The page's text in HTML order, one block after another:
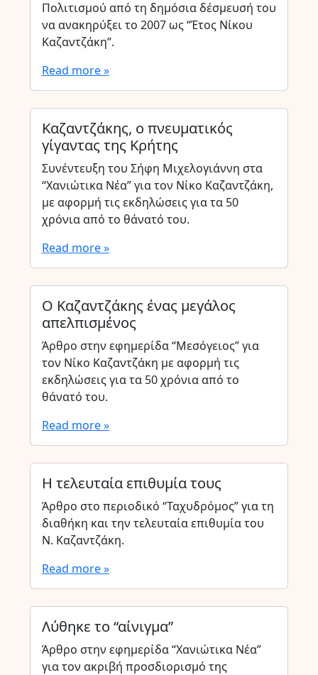
Πολιτισμού από τη δημόσια δέσμευσή του
να ανακηρύξει το 2007 ως “Έτος Νίκου
Καζαντζάκη”.
Read more »
Καζαντζάκης, ο πνευματικός
γίγαντας της Κρήτης
Συνέντευξη του Σήφη Μιχελογιάννη στα
“Χανιώτικα Νέα” για τον Νίκο Καζαντζάκη,
με αφορμή τις εκδηλώσεις για τα 50
χρόνια από το θάνατό του.
Read more »
Ο Καζαντζάκης ένας μεγάλος
απελπισμένος
Άρθρο στην εφημερίδα “Μεσόγειος” για
τον Νίκο Καζαντζάκη με αφορμή τις
εκδηλώσεις για τα 50 χρόνια από το
θάνατό του.
Read more »
Η τελευταία επιθυμία τους
Άρθρο στο περιοδικό “Ταχυδρόμος” για τη
διαθήκη και την τελευταία επιθυμία του
Ν. Καζαντζάκη.
Read more »
Λύθηκε το “αίνιγμα”
Άρθρο στην εφημερίδα “Χανιώτικα Νέα”
για τον ακριβή προσδιορισμό της